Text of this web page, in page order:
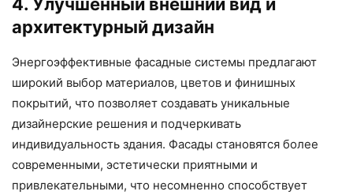
архитектурный дизайн
Энергоэффективные фасадные системы предлагают
широкий выбор материалов, цветов и финишных
покрытий, что позволяет создавать уникальные
дизайнерские решения и подчеркивать
индивидуальность здания. Фасады становятся более
современными, эстетически приятными и
привлекательными, что несомненно способствует